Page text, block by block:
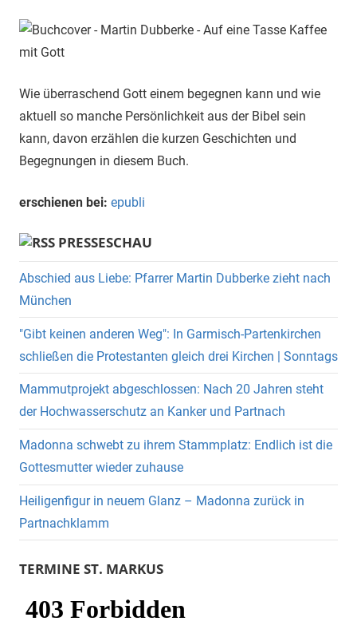
Wie überraschend Gott einem begegnen kann und wie
aktuell so manche Persönlichkeit aus der Bibel sein
kann, davon erzählen die kurzen Geschichten und
Begegnungen in diesem Buch.
erschienen bei: epubli
PRESSESCHAU
Abschied aus Liebe: Pfarrer Martin Dubberke zieht nach
München
"Gibt keinen anderen Weg": In Garmisch-Partenkirchen
schließen die Protestanten gleich drei Kirchen | Sonntags
Mammutprojekt abgeschlossen: Nach 20 Jahren steht
der Hochwasserschutz an Kanker und Partnach
Madonna schwebt zu ihrem Stammplatz: Endlich ist die
Gottesmutter wieder zuhause
Heiligenfigur in neuem Glanz – Madonna zurück in
Partnachklamm
TERMINE ST. MARKUS